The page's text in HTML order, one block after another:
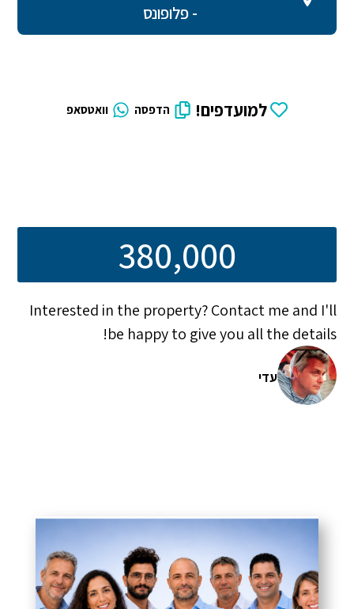
- פלופונס
למועדפים! הדפסה וואטסאפ
380,000
Interested in the property? Contact me and I'll
be happy to give you all the details!
עדי